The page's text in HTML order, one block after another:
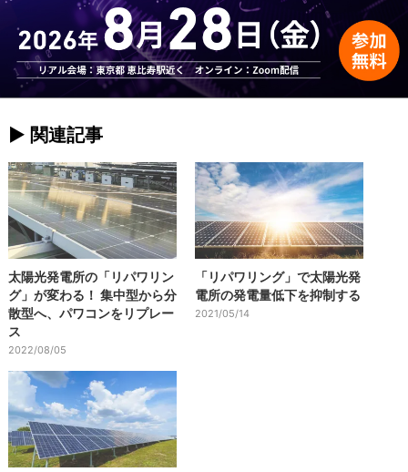
► 関連記事
太陽光発電所の「リパワリン
グ」が変わる！ 集中型から分
散型へ、パワコンをリプレー
ス
2022/08/05
「リパワリング」で太陽光発
電所の発電量低下を抑制する
2021/05/14